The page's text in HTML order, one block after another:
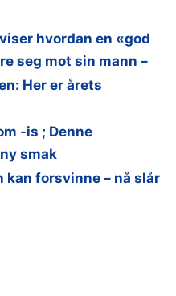
hvordan en «god
seg mot sin mann –
Her er årets
-is ; Denne
smak
kan forsvinne – nå slår